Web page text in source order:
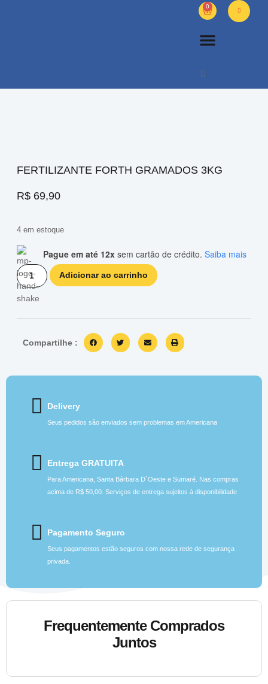
0
FERTILIZANTE FORTH GRAMADOS 3KG
R$ 69,90
4 em estoque
Pague em até 12x sem cartão de crédito. Saiba mais
Adicionar ao carrinho
Compartilhe :
Delivery
Seus pedidos são enviados sem problemas em Americana
Entrega GRATUITA
Para Americana, Santa Bárbara D´Oeste e Sumaré. Nas compras
acima de R$ 50,00. Serviços de entrega sujeitos à disponibilidade
Pagamento Seguro
Seus pagamentos estão seguros com nossa rede de segurança
privada.
Frequentemente Comprados
Juntos